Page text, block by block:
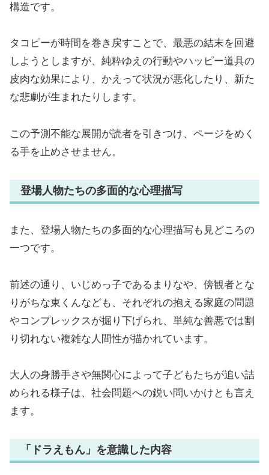
構造です。
タコピーが時間を巻き戻すことで、最悪の結末を回避
しようとしますが、純粋ゆえの行動やハッピー道具の
皮肉な効果により、かえって状況が悪化したり、新た
な悲劇が生まれたりします。
この予測不能な展開が読者を引きつけ、ページをめく
る手を止めさせません。
登場人物たちの多面的な心理描写
また、登場人物たちの多面的な心理描写も見どころの
一つです。
前述の通り、いじめっ子であるまりなや、傍観者とな
りがちな東くんなども、それぞれの抱える家庭の問題
やコンプレックスが掘り下げられ、単純な善悪では割
り切れない複雑な人間性が描かれています。
大人の身勝手さや無関心によって子どもたちが追い詰
められる様子は、社会問題への鋭い問いかけとも言え
ます。
「ドラえもん」を意識した内容